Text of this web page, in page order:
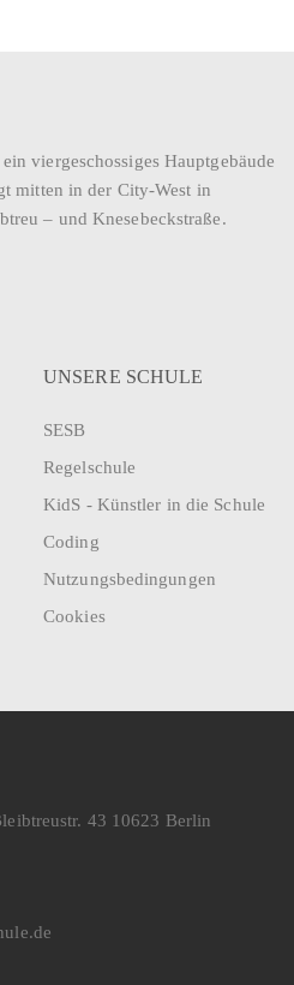
viergeschossiges Hauptgebäude
mitten in der City-West in
– und Knesebeckstraße.
UNSERE SCHULE
SESB
Regelschule
KidS - Künstler in die Schule
Coding
Nutzungsbedingungen
Cookies
43 10623 Berlin